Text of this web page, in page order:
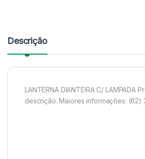
Descrição
LANTERNA DIANTEIRA C/ LAMPADA
descrição. Maiores informações: (62)